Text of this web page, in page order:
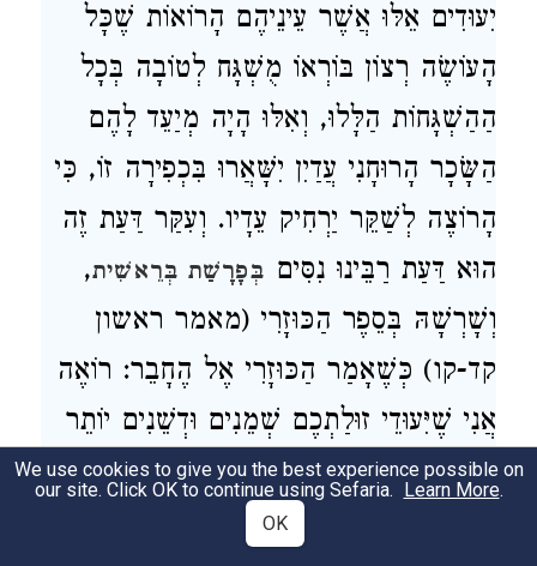
יִעוּדִים אֵלּוּ אֲשֶׁר עֵינֵיהֶם הָרוֹאוֹת שֶׁכָּל
הָעוֹשֶׂה רְצוֹן בּוֹרְאוֹ מֻשְׁגָּח לְטוֹבָה בְּכָל
הַהַשְׁגָּחוֹת הַלָּלוּ, וְאִלּוּ הָיָה מְיַעֵד לָהֶם
הַשָּׂכָר הָרוּחָנִי עֲדַיִן יִשָּׁאֲרוּ בִּכְפִירָה זוֹ, כִּי
הָרוֹצֶה לְשַׁקֵּר יַרְחִיק עֵדָיו. וְעִקַּר דַּעַת זֶה
הוּא דַּעַת רַבֵּינוּ נִסִּים בְּפָרָשַׁת בְּרֵאשִׁית,
וְשָׁרְשָׁהּ בְּסֵפֶר הַכּוּזָרִי (מאמר ראשון
קד-קו) כְּשֶׁאָמַר הַכּוּזָרִי אֶל הֶחָבֵר: רוֹאֶה
אֲנִי שֶׁיִּעוּדֵי זוּלַתְכֶם שְׁמֵנִים וּדְשֵׁנִים יוֹתֵר
מִיִּעוּדֵיכֶם, הֱשִׁיבוֹ הֶחָבֵר: אֲבָל הֵם כֻּלָּם
לְאַחַר הַמָּוֶת וְאֵין בַּחַיִּים מֵהֶם מְאוּמָה וְלֹא
We use cookies to give you the best experience possible on
our site. Click OK to continue using Sefaria. Learn More.
OK